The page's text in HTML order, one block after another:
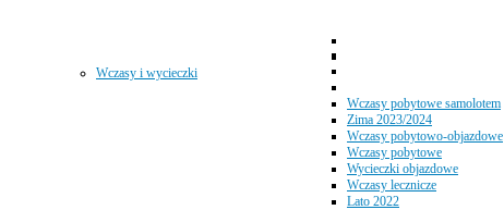
Wczasy i wycieczki
Wczasy pobytowe samolotem
Zima 2023/2024
Wczasy pobytowo-objazdowe
Wczasy pobytowe
Wycieczki objazdowe
Wczasy lecznicze
Lato 2022